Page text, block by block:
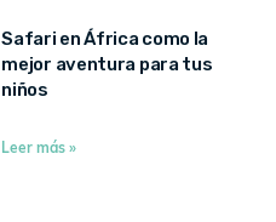
Safari en África como la
mejor aventura para tus
niños
Leer más »